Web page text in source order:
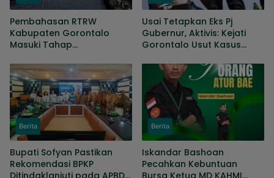
Pembahasan RTRW
Kabupaten Gorontalo
Masuki Tahap
Persoalan Masih Dibahas
Usai Tetapkan Eks Pj
Gubernur, Aktivis: Kejati
Gorontalo Usut Kasus
DPRD
Berita
Bupati Sofyan Pastikan
Rekomendasi BPKP
Ditindaklanjuti pada APBD
Berita
Iskandar Bashoan
Pecahkan Kebuntuan
Bursa Ketua MD KAHMI